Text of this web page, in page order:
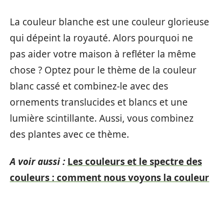
La couleur blanche est une couleur glorieuse
qui dépeint la royauté. Alors pourquoi ne
pas aider votre maison à refléter la même
chose ? Optez pour le thème de la couleur
blanc cassé et combinez-le avec des
ornements translucides et blancs et une
lumière scintillante. Aussi, vous combinez
des plantes avec ce thème.
A voir aussi : Les couleurs et le spectre des
couleurs : comment nous voyons la couleur